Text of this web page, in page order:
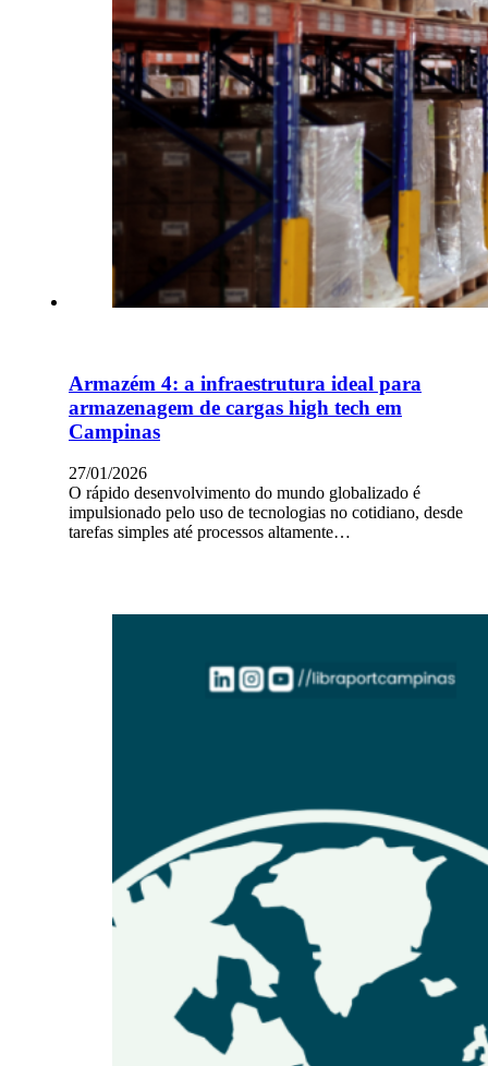
Armazém 4: a infraestrutura ideal para
armazenagem de cargas high tech em
Campinas
27/01/2026
O rápido desenvolvimento do mundo globalizado é
impulsionado pelo uso de tecnologias no cotidiano, desde
tarefas simples até processos altamente…